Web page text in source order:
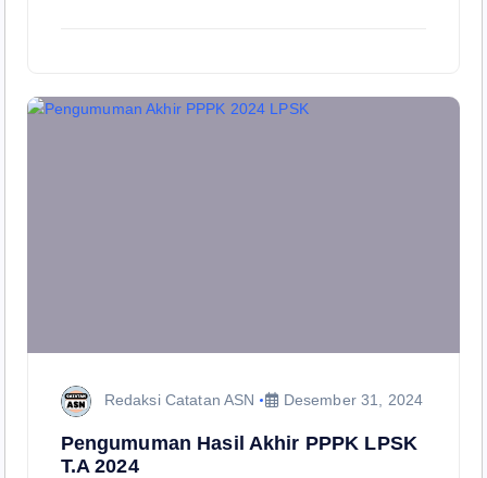
Redaksi Catatan ASN Desember 31, 2024
Pengumuman Hasil Akhir PPPK LPSK
T.A 2024